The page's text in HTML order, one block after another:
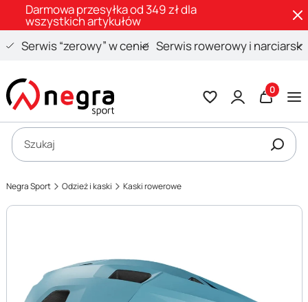
Darmowa przesyłka od 349 zł dla
wszystkich artykułów
Serwis “zerowy” w cenie Serwis rowerowy i narciarski
Otwórz wyszukiwarkę
Szukaj
Negra Sport Odzież i kaski Kaski rowerowe